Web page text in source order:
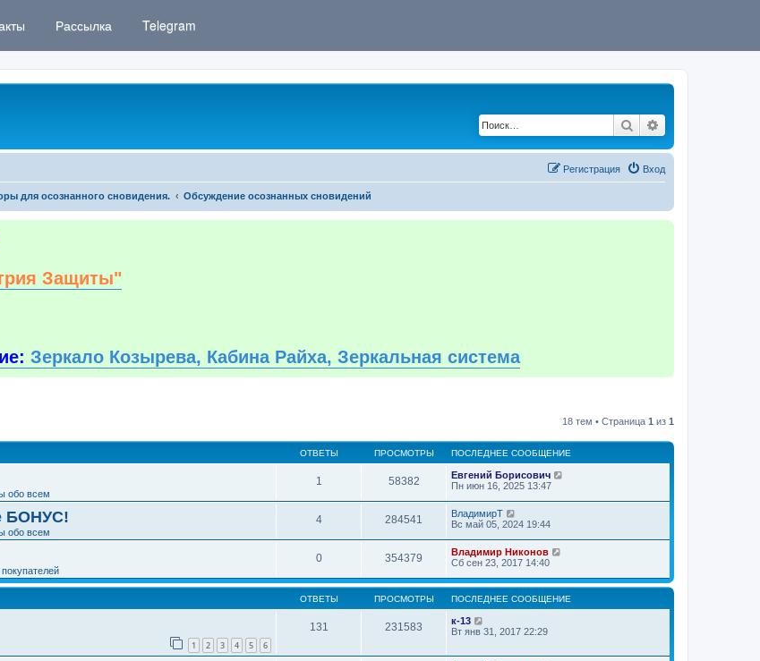
Рассылка Telegram
Поиск
Вход
Регистрация
для осознанного сновидения. Обсуждение осознанных сновидений
Защиты"
Зеркало Козырева, Кабина Райха, Зеркальная система
18 тем • Страница 1 из 1
ОТВЕТЫ ПРОСМОТРЫ ПОСЛЕДНЕЕ СООБЩЕНИЕ
обо всем
1 58382
Евгений Борисович
Пн июн 16, 2025 13:47
БОНУС!
обо всем
4 284541
ВладимирТ
Вс май 05, 2024 19:44
0 354379
Владимир Никонов
Сб сен 23, 2017 14:40
ОТВЕТЫ ПРОСМОТРЫ ПОСЛЕДНЕЕ СООБЩЕНИЕ
1 2 3 4 5 6
131 231583
к-13
Вт янв 31, 2017 22:29